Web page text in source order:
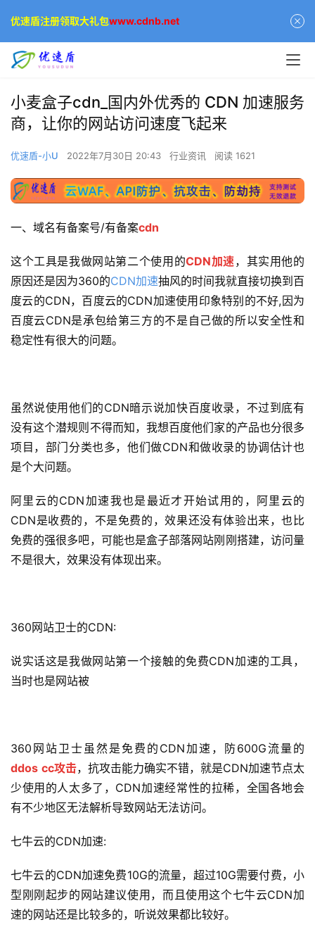
小麦盒子cdn_国内外优秀的 CDN 加速服务
商，让你的网站访问速度飞起来
优速盾-小U 2022年7月30日 20:43 行业资讯 阅读 1621
一、域名有备案号/有备案cdn
这个工具是我做网站第二个使用的CDN加速，其实用他的
原因还是因为360的CDN加速抽风的时间我就直接切换到百
度云的CDN，百度云的CDN加速使用印象特别的不好,因为
百度云CDN是承包给第三方的不是自己做的所以安全性和
稳定性有很大的问题。
虽然说使用他们的CDN暗示说加快百度收录，不过到底有
没有这个潜规则不得而知，我想百度他们家的产品也分很多
项目，部门分类也多，他们做CDN和做收录的协调估计也
是个大问题。
阿里云的CDN加速我也是最近才开始试用的，阿里云的
CDN是收费的，不是免费的，效果还没有体验出来，也比
免费的强很多吧，可能也是盒子部落网站刚刚搭建，访问量
不是很大，效果没有体现出来。
360网站卫士的CDN:
说实话这是我做网站第一个接触的免费CDN加速的工具，
当时也是网站被
360网站卫士虽然是免费的CDN加速，防600G流量的
ddos cc攻击，抗攻击能力确实不错，就是CDN加速节点太
少使用的人太多了，CDN加速经常性的拉稀，全国各地会
有不少地区无法解析导致网站无法访问。
七牛云的CDN加速:
七牛云的CDN加速免费10G的流量，超过10G需要付费，小
型刚刚起步的网站建议使用，而且使用这个七牛云CDN加
速的网站还是比较多的，听说效果都比较好。
优速盾注册领取大礼包www.cdnb.net